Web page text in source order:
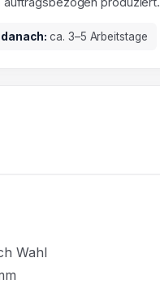
ca. 3–5 Arbeitstage
Wahl